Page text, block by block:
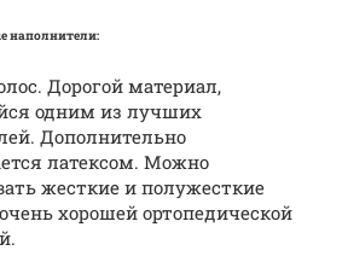
наполнители:
Дорогой материал,
одним из лучших
Дополнительно
латексом. Можно
жесткие и полужесткие
хорошей ортопедической